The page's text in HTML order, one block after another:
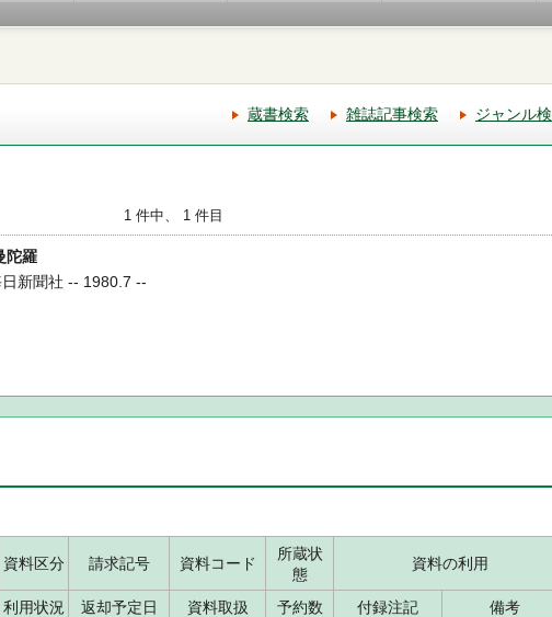
蔵書検索 雑誌記事検索 ジャンル
1 件中、 1 件目
陀羅
新聞社 -- 1980.7 --
資料区分 請求記号 資料コード
所蔵状
態
資料の利用
利用状況 返却予定日 資料取扱 予約数 付録注記 備考